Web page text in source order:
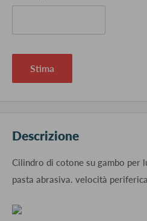
Stima
Descrizione
Cilindro di cotone su gambo per
pasta abrasiva. velocità